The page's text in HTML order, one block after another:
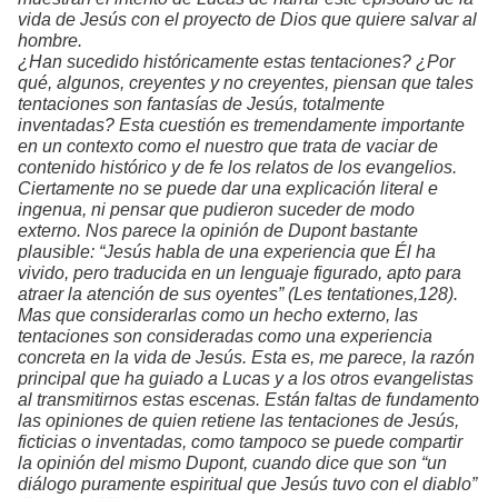
vida de Jesús con el proyecto de Dios que quiere salvar al
hombre.
¿Han sucedido históricamente estas tentaciones? ¿Por
qué, algunos, creyentes y no creyentes, piensan que tales
tentaciones son fantasías de Jesús, totalmente
inventadas? Esta cuestión es tremendamente importante
en un contexto como el nuestro que trata de vaciar de
contenido histórico y de fe los relatos de los evangelios.
Ciertamente no se puede dar una explicación literal e
ingenua, ni pensar que pudieron suceder de modo
externo. Nos parece la opinión de Dupont bastante
plausible: “Jesús habla de una experiencia que Él ha
vivido, pero traducida en un lenguaje figurado, apto para
atraer la atención de sus oyentes”(Les tentationes,128).
Mas que considerarlas como un hecho externo, las
tentaciones son consideradas como una experiencia
concreta en la vida de Jesús. Esta es, me parece, la razón
principal que ha guiado a Lucas y a los otros evangelistas
al transmitirnos estas escenas. Están faltas de fundamento
las opiniones de quien retiene las tentaciones de Jesús,
ficticias o inventadas, como tampoco se puede compartir
la opinión del mismo Dupont, cuando dice que son “un
diálogo puramente espiritual que Jesús tuvo con el diablo”